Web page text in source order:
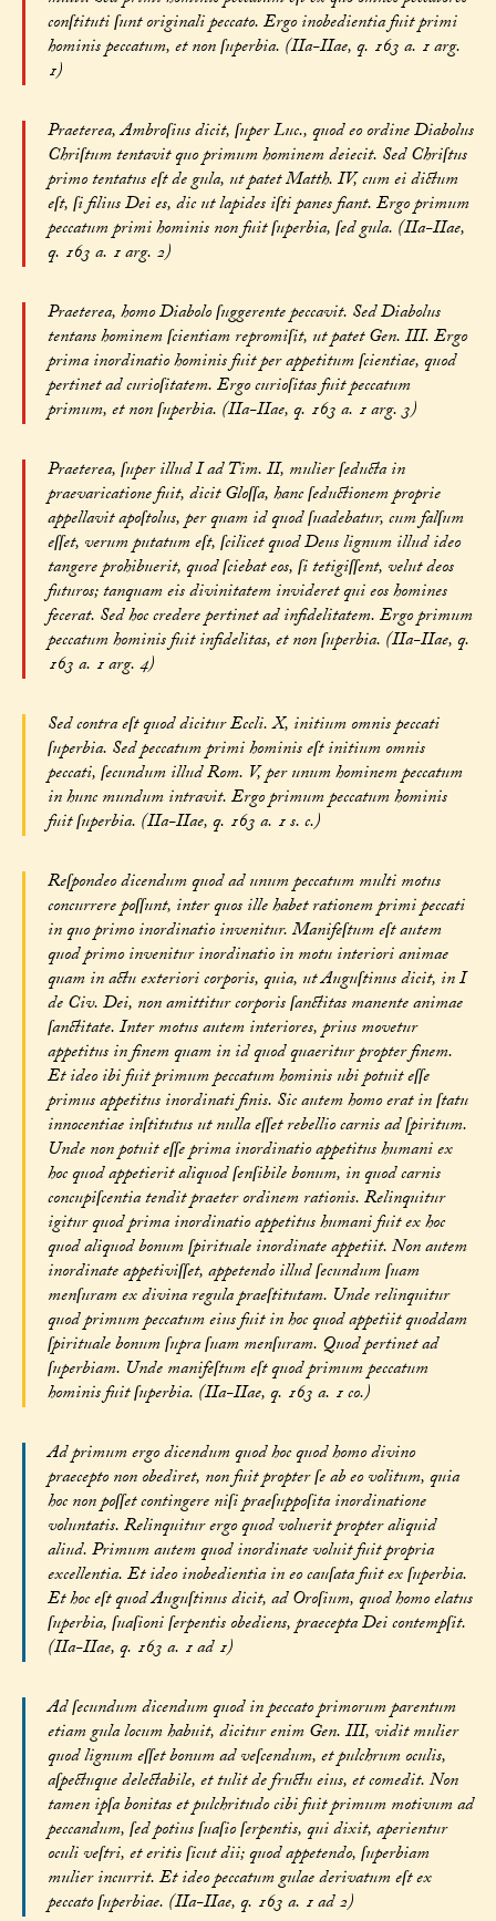
conſtituti ſunt originali peccato. Ergo inobedientia fuit primi
hominis peccatum, et non ſuperbia. (IIa-IIae, q. 163 a. 1 arg.
1)
Praeterea, Ambroſius dicit, ſuper Luc., quod eo ordine Diabolus
Chriſtum tentavit quo primum hominem deiecit. Sed Chriſtus
primo tentatus eſt de gula, ut patet Matth. IV, cum ei dictum
eſt, ſi filius Dei es, dic ut lapides iſti panes fiant. Ergo primum
peccatum primi hominis non fuit ſuperbia, ſed gula. (IIa-IIae,
q. 163 a. 1 arg. 2)
Praeterea, homo Diabolo ſuggerente peccavit. Sed Diabolus
tentans hominem ſcientiam repromiſit, ut patet Gen. III. Ergo
prima inordinatio hominis fuit per appetitum ſcientiae, quod
pertinet ad curioſitatem. Ergo curioſitas fuit peccatum
primum, et non ſuperbia. (IIa-IIae, q. 163 a. 1 arg. 3)
Praeterea, ſuper illud I ad Tim. II, mulier ſeducta in
praevaricatione fuit, dicit Gloſſa, hanc ſeductionem proprie
appellavit apoſtolus, per quam id quod ſuadebatur, cum falſum
eſſet, verum putatum eſt, ſcilicet quod Deus lignum illud ideo
tangere prohibuerit, quod ſciebat eos, ſi tetigiſſent, velut deos
futuros; tanquam eis divinitatem invideret qui eos homines
fecerat. Sed hoc credere pertinet ad infidelitatem. Ergo primum
peccatum hominis fuit infidelitas, et non ſuperbia. (IIa-IIae, q.
163 a. 1 arg. 4)
Sed contra eſt quod dicitur Eccli. X, initium omnis peccati
ſuperbia. Sed peccatum primi hominis eſt initium omnis
peccati, ſecundum illud Rom. V, per unum hominem peccatum
in hunc mundum intravit. Ergo primum peccatum hominis
fuit ſuperbia. (IIa-IIae, q. 163 a. 1 s. c.)
Reſpondeo dicendum quod ad unum peccatum multi motus
concurrere poſſunt, inter quos ille habet rationem primi peccati
in quo primo inordinatio invenitur. Manifeſtum eſt autem
quod primo invenitur inordinatio in motu interiori animae
quam in actu exteriori corporis, quia, ut Auguſtinus dicit, in I
de Civ. Dei, non amittitur corporis ſanctitas manente animae
ſanctitate. Inter motus autem interiores, prius movetur
appetitus in finem quam in id quod quaeritur propter finem.
Et ideo ibi fuit primum peccatum hominis ubi potuit eſſe
primus appetitus inordinati finis. Sic autem homo erat in ſtatu
innocentiae inſtitutus ut nulla eſſet rebellio carnis ad ſpiritum.
Unde non potuit eſſe prima inordinatio appetitus humani ex
hoc quod appetierit aliquod ſenſibile bonum, in quod carnis
concupiſcentia tendit praeter ordinem rationis. Relinquitur
igitur quod prima inordinatio appetitus humani fuit ex hoc
quod aliquod bonum ſpirituale inordinate appetiit. Non autem
inordinate appetiviſſet, appetendo illud ſecundum ſuam
menſuram ex divina regula praeſtitutam. Unde relinquitur
quod primum peccatum eius fuit in hoc quod appetiit quoddam
ſpirituale bonum ſupra ſuam menſuram. Quod pertinet ad
ſuperbiam. Unde manifeſtum eſt quod primum peccatum
hominis fuit ſuperbia. (IIa-IIae, q. 163 a. 1 co.)
Ad primum ergo dicendum quod hoc quod homo divino
praecepto non obediret, non fuit propter ſe ab eo volitum, quia
hoc non poſſet contingere niſi praeſuppoſita inordinatione
voluntatis. Relinquitur ergo quod voluerit propter aliquid
aliud. Primum autem quod inordinate voluit fuit propria
excellentia. Et ideo inobedientia in eo cauſata fuit ex ſuperbia.
Et hoc eſt quod Auguſtinus dicit, ad Oroſium, quod homo elatus
ſuperbia, ſuaſioni ſerpentis obediens, praecepta Dei contempſit.
(IIa-IIae, q. 163 a. 1 ad 1)
Ad ſecundum dicendum quod in peccato primorum parentum
etiam gula locum habuit, dicitur enim Gen. III, vidit mulier
quod lignum eſſet bonum ad veſcendum, et pulchrum oculis,
aſpectuque delectabile, et tulit de fructu eius, et comedit. Non
tamen ipſa bonitas et pulchritudo cibi fuit primum motivum ad
peccandum, ſed potius ſuaſio ſerpentis, qui dixit, aperientur
oculi veſtri, et eritis ſicut dii; quod appetendo, ſuperbiam
mulier incurrit. Et ideo peccatum gulae derivatum eſt ex
peccato ſuperbiae. (IIa-IIae, q. 163 a. 1 ad 2)